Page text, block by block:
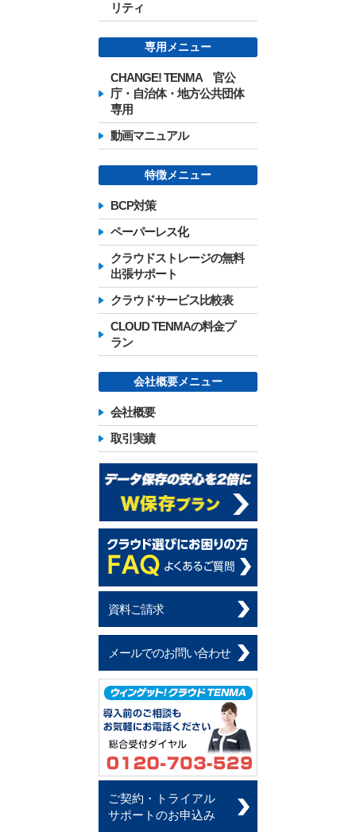
リティ
専用メニュー
CHANGE! TENMA 官公
庁・自治体・地方公共団体
専用
動画マニュアル
特徴メニュー
BCP対策
ペーパーレス化
クラウドストレージの無料
出張サポート
クラウドサービス比較表
CLOUD TENMAの料金プ
ラン
会社概要メニュー
会社概要
取引実績
資料ご請求
メールでのお問い合わせ
ご契約・トライアル
サポートのお申込み